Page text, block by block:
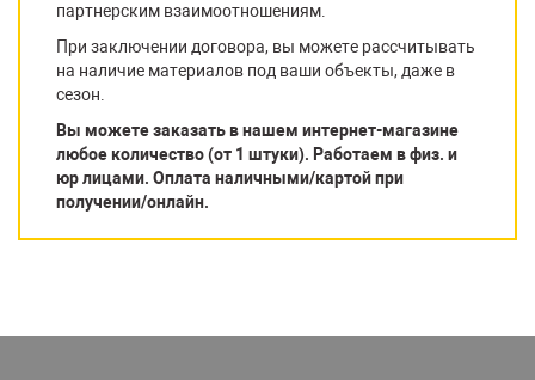
партнерским взаимоотношениям.
При заключении договора, вы можете рассчитывать
на наличие материалов под ваши объекты, даже в
сезон.
Вы можете заказать в нашем интернет-магазине
любое количество (от 1 штуки). Работаем в физ. и
юр лицами. Оплата наличными/картой при
получении/онлайн.